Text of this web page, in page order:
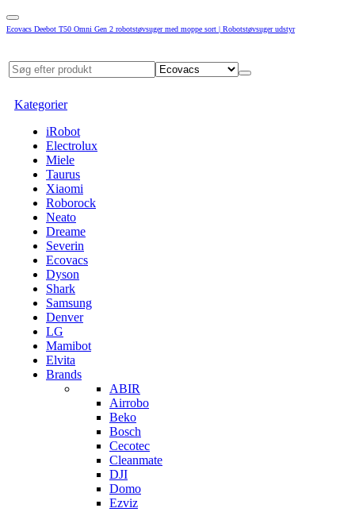
Ecovacs Deebot T50 Omni Gen 2 robotstøvsuger med moppe sort | Robotstøvsuger udstyr
Kategorier
iRobot
Electrolux
Miele
Taurus
Xiaomi
Roborock
Neato
Dreame
Severin
Ecovacs
Dyson
Shark
Samsung
Denver
LG
Mamibot
Elvita
Brands
ABIR
Airrobo
Beko
Bosch
Cecotec
Cleanmate
DJI
Domo
Ezviz